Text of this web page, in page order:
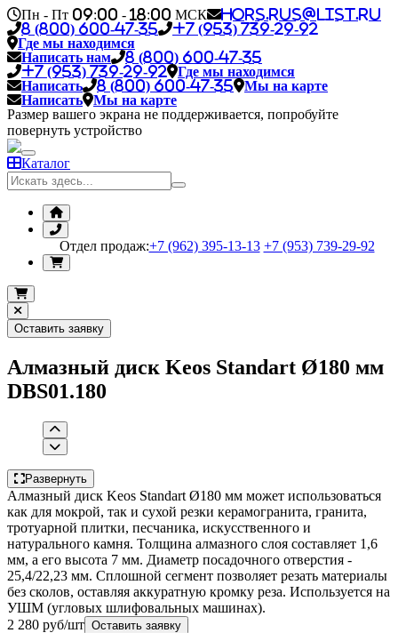
Пн - Пт 09:00 - 18:00 МСК
hors.rus@list.ru
8 (800) 600-47-35
+7 (953) 739-29-92
Где мы находимся
Написать нам
8 (800) 600-47-35
+7 (953) 739-29-92
Где мы находимся
Написать
8 (800) 600-47-35
Мы на карте
Написать
Мы на карте
Размер вашего экрана не поддерживается, попробуйте
повернуть устройство
Каталог
Отдел продаж:+7 (962) 395-13-13 +7 (953) 739-29-92
Оставить заявку
Алмазный диск Keos Standart Ø180 мм
DBS01.180
Развернуть
Алмазный диск Keos Standart Ø180 мм может использоваться
как для мокрой, так и сухой резки керамогранита, гранита,
тротуарной плитки, песчаника, искусственного и
натурального камня. Толщина алмазного слоя составляет 1,6
мм, а его высота 7 мм. Диаметр посадочного отверстия -
25,4/22,23 мм. Сплошной сегмент позволяет резать материалы
без сколов, оставляя аккуратную кромку реза. Используется на
УШМ (угловых шлифовальных машинах).
2 280 руб/шт Оставить заявку